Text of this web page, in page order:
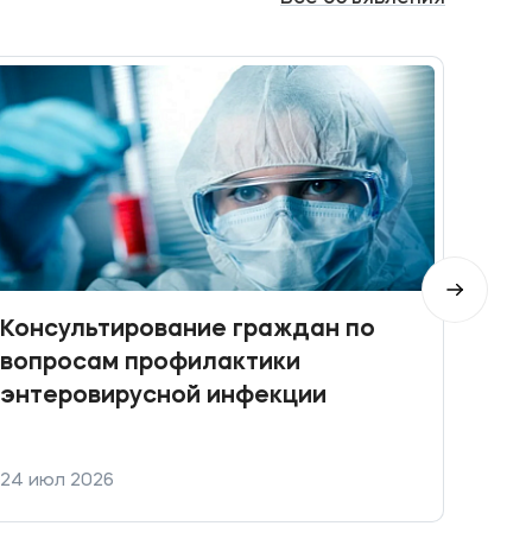
Консультирование граждан по
вопросам профилактики
энтеровирусной инфекции
24 июл 2026